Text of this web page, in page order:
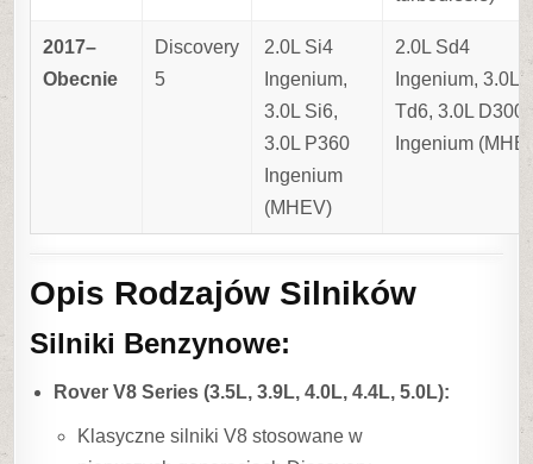
2017–
Obecnie
Discovery
5
2.0L Si4
Ingenium,
3.0L Si6,
3.0L P360
Ingenium
(MHEV)
2.0L Sd4
Ingenium, 3.0L
Td6, 3.0L D300
Ingenium
Opis Rodzajów Silników
Silniki Benzynowe:
Rover V8 Series (3.5L, 3.9L, 4.0L, 4.4L, 5.0L):
Klasyczne silniki V8 stosowane w